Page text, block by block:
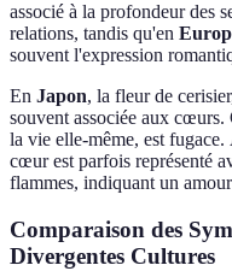
associé à la profondeur des
relations, tandis qu'en
souvent l'expression
En Japon, la fleur de
souvent associée aux
la vie elle-même, est
cœur est parfois représenté
flammes, indiquant un
Comparaison des
Divergentes Cultures